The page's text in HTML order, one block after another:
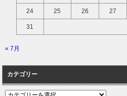
24 25 26 27
31
« 7月
カテゴリー
カ